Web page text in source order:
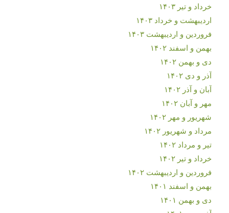
خرداد و تیر ۱۴۰۳
اردیبهشت و خرداد ۱۴۰۳
فروردین و اردیبهشت ۱۴۰۳
بهمن و اسفند ۱۴۰۲
دی و بهمن ۱۴۰۲
آذر و دی ۱۴۰۲
آبان و آذر ۱۴۰۲
مهر و آبان ۱۴۰۲
شهریور و مهر ۱۴۰۲
مرداد و شهریور ۱۴۰۲
تیر و مرداد ۱۴۰۲
خرداد و تیر ۱۴۰۲
فروردین و اردیبهشت ۱۴۰۲
بهمن و اسفند ۱۴۰۱
دی و بهمن ۱۴۰۱